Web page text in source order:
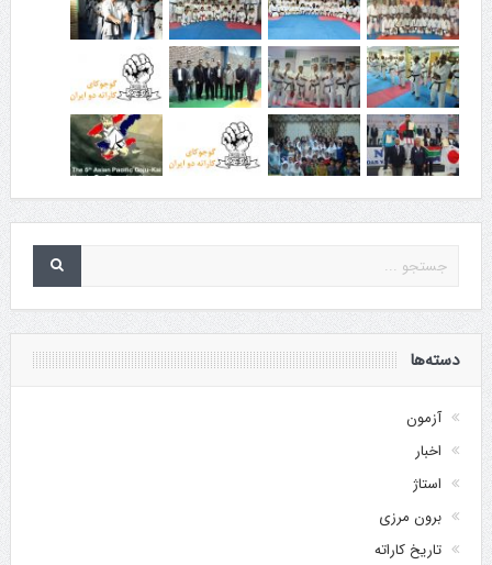
دسته‌ها
آزمون
اخبار
استاژ
برون مرزی
تاریخ کاراته